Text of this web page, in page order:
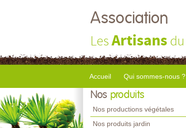
Association
LesArtisans du
Accueil Qui sommes-nous ?
Nos produits
Nos productions végétales
Nos produits jardin